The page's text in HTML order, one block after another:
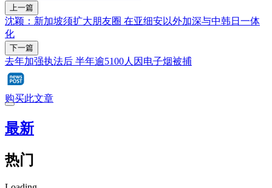
上一篇
沈颖：新加坡须扩大朋友圈 在亚细安以外加深与中韩日一体
化
下一篇
去年加强执法后 半年逾5100人因电子烟被捕
购买此文章
最新
热门